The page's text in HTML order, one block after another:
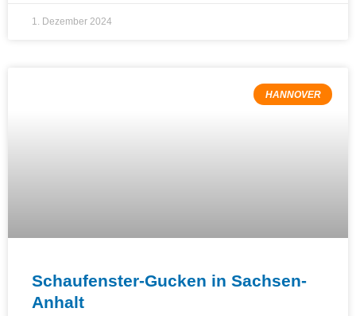
1. Dezember 2024
HANNOVER
Schaufenster-Gucken in Sachsen-
Anhalt